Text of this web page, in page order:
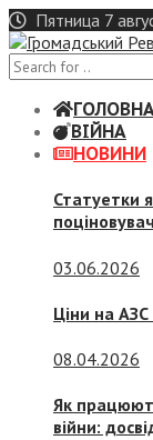
Skip
to
content
Пятница 7
ВІЙНА
НОВИНИ
Статуетки
03.06.2026
Ціни на АЗС
08.04.2026
Як
війни: